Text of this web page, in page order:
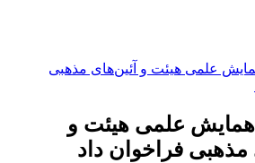
علمی هیئت و
مذهبی فراخوان داد